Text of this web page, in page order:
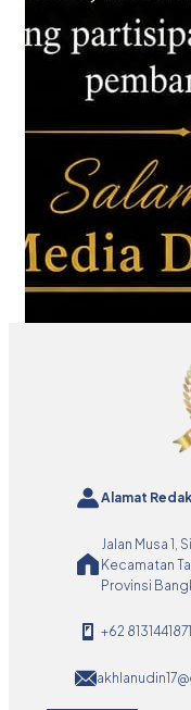
Alamat
Jalan Musa 1,
Kecamatan
Provinsi
+62